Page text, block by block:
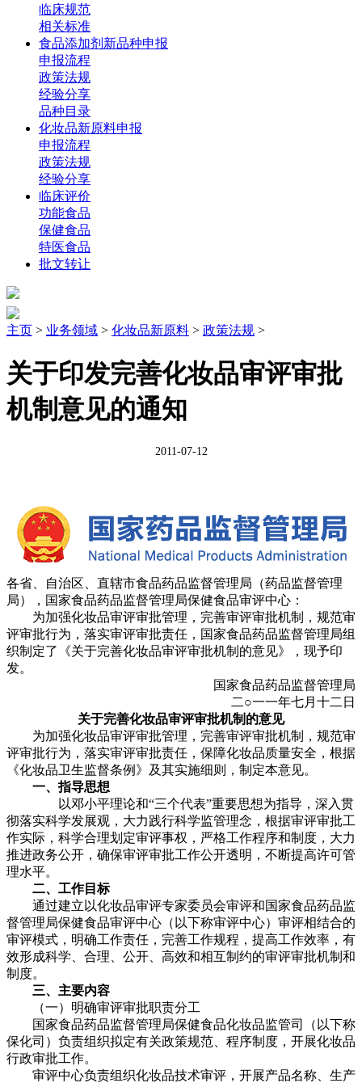
临床规范
相关标准
食品添加剂新品种申报
申报流程
政策法规
经验分享
品种目录
化妆品新原料申报
申报流程
政策法规
经验分享
临床评价
功能食品
保健食品
特医食品
批文转让
主页 > 业务领域 > 化妆品新原料 > 政策法规 >
关于印发完善化妆品审评审批
机制意见的通知
2011-07-12
各省、自治区、直辖市食品药品监督管理局（药品监督管理
局），国家食品药品监督管理局保健食品审评中心：
为加强化妆品审评审批管理，完善审评审批机制，规范审
评审批行为，落实审评审批责任，国家食品药品监督管理局组
织制定了《关于完善化妆品审评审批机制的意见》，现予印
发。
国家食品药品监督管理局
二○一一年七月十二日
关于完善化妆品审评审批机制的意见
为加强化妆品审评审批管理，完善审评审批机制，规范审
评审批行为，落实审评审批责任，保障化妆品质量安全，根据
《化妆品卫生监督条例》及其实施细则，制定本意见。
一、指导思想
以邓小平理论和“三个代表”重要思想为指导，深入贯
彻落实科学发展观，大力践行科学监管理念，根据审评审批工
作实际，科学合理划定审评事权，严格工作程序和制度，大力
推进政务公开，确保审评审批工作公开透明，不断提高许可管
理水平。
二、工作目标
通过建立以化妆品审评专家委员会审评和国家食品药品监
督管理局保健食品审评中心（以下称审评中心）审评相结合的
审评模式，明确工作责任，完善工作规程，提高工作效率，有
效形成科学、合理、公开、高效和相互制约的审评审批机制和
制度。
三、主要内容
（一）明确审评审批职责分工
国家食品药品监督管理局保健食品化妆品监管司（以下称
保化司）负责组织拟定有关政策规范、程序制度，开展化妆品
行政审批工作。
审评中心负责组织化妆品技术审评，开展产品名称、生产